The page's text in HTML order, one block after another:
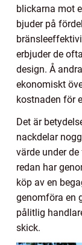
blickarna mot
bjuder på
erbjuder de
design. Å
ekonomiskt
kostnaden för
Det är
nackdelar
värde under
redan har
köp av en
genomföra en
pålitlig
skick.